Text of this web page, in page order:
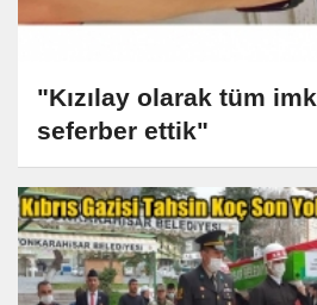
"Kızılay olarak tüm
seferber ettik"